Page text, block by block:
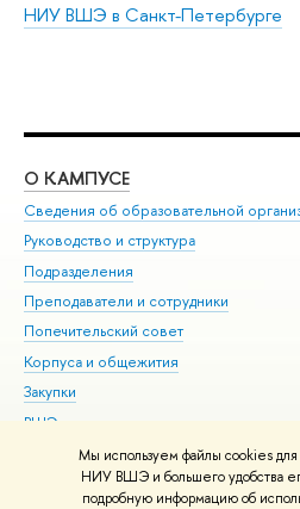
Мы используем файлы cookies для
НИУ ВШЭ и большего удобства
подробную информацию об
НИУ ВШЭ в Санкт-Петербурге
О КАМПУСЕ
Сведения об образовательной
Руководство и структура
Подразделения
Преподаватели и сотрудники
Попечительский совет
Корпуса и общежития
Закупки
ВШЭ для студентов с ограниченными
здоровья и инвалидностью
Версия для слабовидящих